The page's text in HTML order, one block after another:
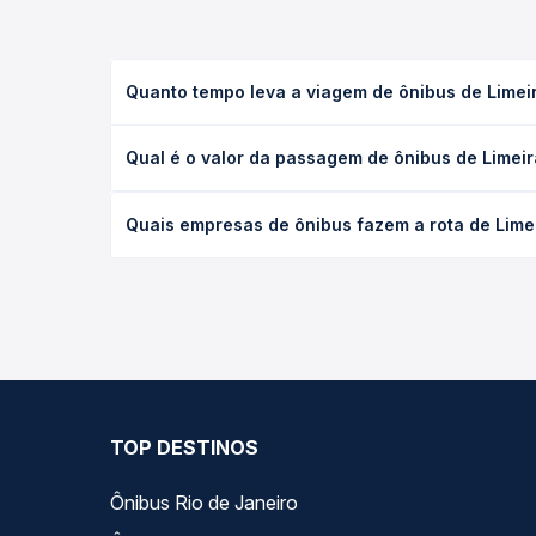
Quanto tempo leva a viagem de ônibus de
(convencional, executivo ou leito) e as condições
Qual é o valor da passagem de ônibus de
tipo de poltrona e a antecedência da compra. Na
Quais empresas de ônibus fazem a rota de
TOP DESTINOS
Ônibus Rio de Janeiro